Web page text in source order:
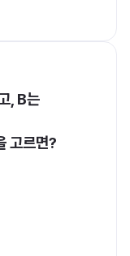
, B는
고르면?